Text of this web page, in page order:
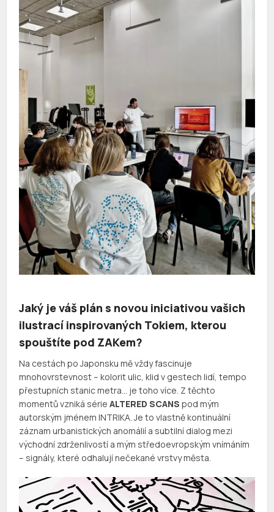
Jaký je váš plán s novou iniciativou vašich
ilustrací inspirovaných Tokiem, kterou
spouštíte pod ZAKem?
Na cestách po Japonsku mě vždy fascinuje
mnohovrstevnost – kolorit ulic, klid v gestech lidí, tempo
přestupních stanic metra… je toho více. Z těchto
momentů vzniká sérieALTERED SCANS pod mým
autorským jménem INTRIKA. Je to vlastně kontinuální
záznam urbanistických anomálií a subtilní dialog mezi
východní zdrženlivostí a mým středoevropským vnímáním
– signály, které odhalují nečekané vrstvy města.